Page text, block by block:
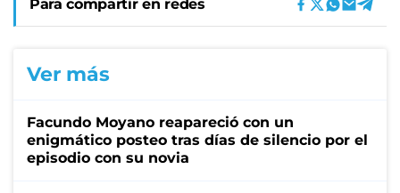
Para compartir en redes
Ver más
Facundo Moyano reapareció con un
enigmático posteo tras días de silencio por el
episodio con su novia